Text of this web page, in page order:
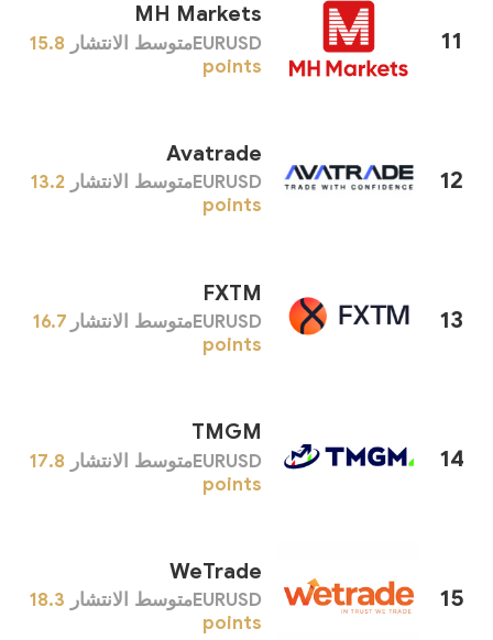
11
MH Markets
EURUSDمتوسط ​​الانتشار
15.8
points
12
Avatrade
EURUSDمتوسط ​​الانتشار
13.2
points
13
FXTM
EURUSDمتوسط ​​الانتشار
16.7
points
14
TMGM
EURUSDمتوسط ​​الانتشار
17.8
points
15
WeTrade
EURUSDمتوسط ​​الانتشار
18.3
points